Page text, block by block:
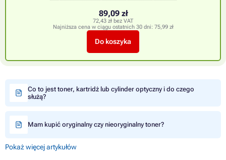
89,09 zł
72,43 zł bez VAT
Najniższa cena w ciągu ostatnich 30 dni: 75,99 zł
Do koszyka
Co to jest toner, kartridż lub cylinder optyczny i do czego
służą?
Mam kupić oryginalny czy nieoryginalny toner?
Pokaż więcej artykułów